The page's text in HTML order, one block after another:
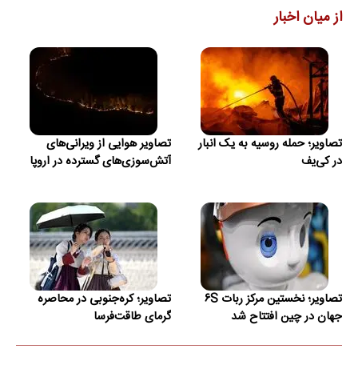
از میان اخبار
تصاویر؛ حمله روسیه به یک انبار
در کی‌یف
تصاویر هوایی از ویرانی‌های
آتش‌سوزی‌های گسترده در اروپا
تصاویر؛ نخستین مرکز ربات ۶S
جهان در چین افتتاح شد
تصاویر؛ کره‌جنوبی در محاصره
گرمای طاقت‌فرسا